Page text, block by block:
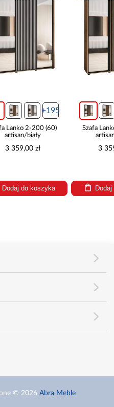
Szafa Lanko 2-200 (60)
artisan/czarny
3 359,00 zł
Dodaj do koszyka
© 2026 Abra Meble